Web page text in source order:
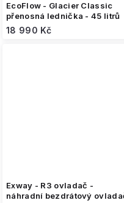
EcoFlow - Glacier Classic
přenosná lednička - 45 litrů
18 990 Kč
Exway - R3 ovladač -
náhradní bezdrátový